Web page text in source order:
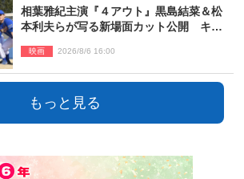
相葉雅紀主演『４アウト』黒島結菜＆松
本利夫らが写る新場面カット公開 キャ
映画 2026/8/6 16:00
もっと見る